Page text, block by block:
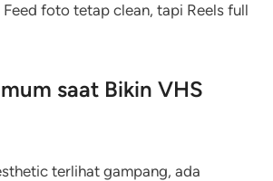
foto tetap clean, tapi Reels full
saat Bikin VHS
terlihat gampang, ada